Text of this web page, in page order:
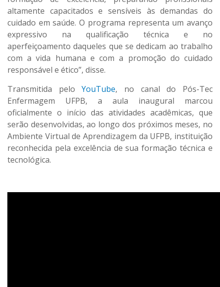
altamente capacitados e sensíveis às demandas do
cuidado em saúde. O programa representa um avanço
expressivo na qualificação técnica e no
aperfeiçoamento daqueles que se dedicam ao trabalho
com a vida humana e com a promoção do cuidado
responsável e ético”, disse.
Transmitida pelo YouTube, no canal do Pós-Tec
Enfermagem UFPB, a aula inaugural marcou
oficialmente o início das atividades acadêmicas, que
serão desenvolvidas, ao longo dos próximos meses, no
Ambiente Virtual de Aprendizagem da UFPB, instituição
reconhecida pela excelência de sua formação técnica e
tecnológica.